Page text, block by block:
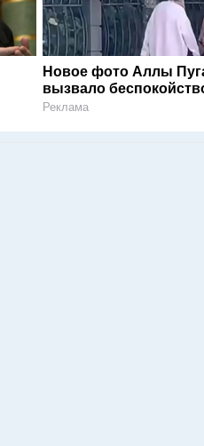
Новое фото Аллы
вызвало
Реклама